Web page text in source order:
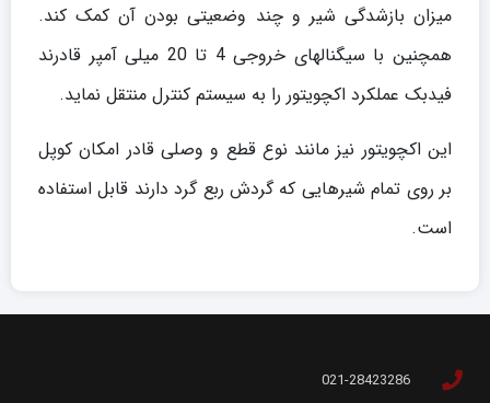
میزان بازشدگی شیر و چند وضعیتی بودن آن کمک کند.
همچنین با سیگنالهای خروجی 4 تا 20 میلی آمپر قادرند
فیدبک عملکرد اکچویتور را به سیستم کنترل منتقل نماید.
این اکچویتور نیز مانند نوع قطع و وصلی قادر امکان کوپل
بر روی تمام شیرهایی که گردش ربع گرد دارند قابل استفاده
است.
021-28423286